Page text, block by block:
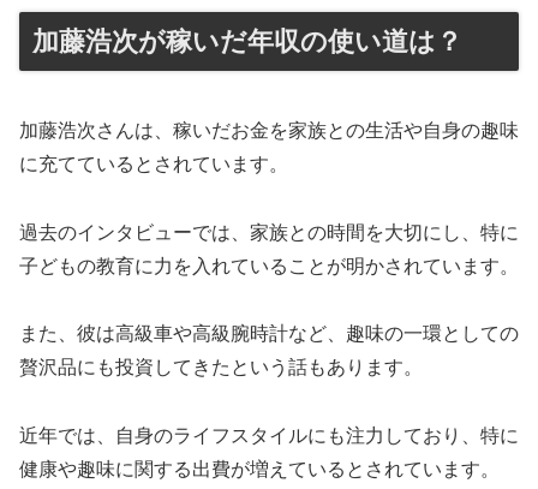
加藤浩次が稼いだ年収の使い道は？
加藤浩次さんは、稼いだお金を家族との生活や自身の趣味
に充てているとされています。
過去のインタビューでは、家族との時間を大切にし、特に
子どもの教育に力を入れていることが明かされています。
また、彼は高級車や高級腕時計など、趣味の一環としての
贅沢品にも投資してきたという話もあります。
近年では、自身のライフスタイルにも注力しており、特に
健康や趣味に関する出費が増えているとされています。